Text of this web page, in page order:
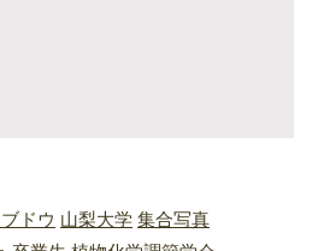
ドウ 山梨大学 集合写真